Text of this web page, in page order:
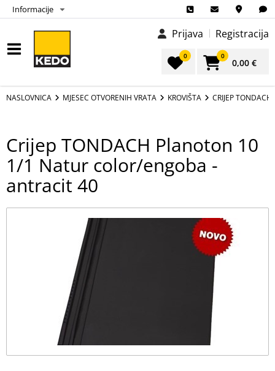
Informacije
Prijava Registracija
0 0
0,00 €
NASLOVNICA MJESEC OTVORENIH VRATA KROVIŠTA CRIJEP
Crijep TONDACH Planoton 10
1/1 Natur color/engoba -
antracit 40